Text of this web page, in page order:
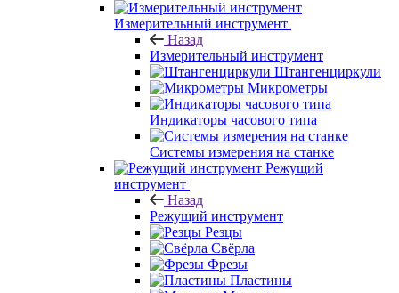
Измерительный инструмент
Назад
Измерительный инструмент
Штангенциркули
Микрометры
Индикаторы часового типа
Системы измерения на станке
Режущий
инструмент
Назад
Режущий инструмент
Резцы
Свёрла
Фрезы
Пластины